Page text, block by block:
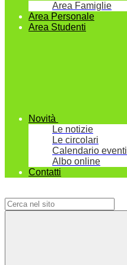
Area Famiglie
Area Personale
Area Studenti
Novità
Le notizie
Le circolari
Calendario eventi
Albo online
Contatti